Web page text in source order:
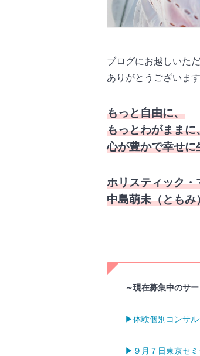
ブログにお越しいただ
ありがとうございます
もっと自由に、
もっとわがままに
心が豊かで幸せに
ホリスティック・
中島萌未（ともみ
～現在募集中のサ
▶︎体験個別コンサ
▶︎９月７日東京セミ